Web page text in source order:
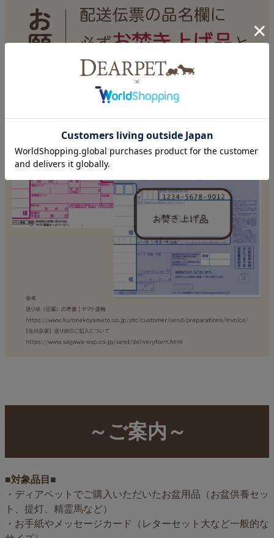
～ご案内～
■対象品目■
・ディアペットでご購入いただいたお盆用品（お盆供養セッ
ト、提灯、精霊馬など）
・お手紙やメッセージカード（レターセット大など一般的な